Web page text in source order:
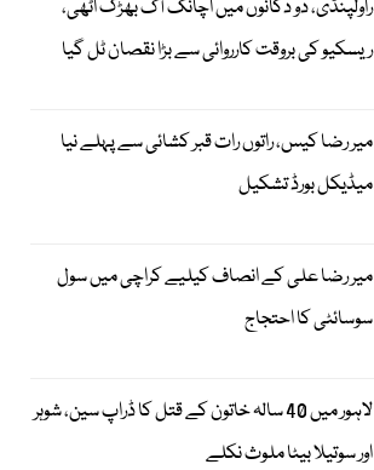
راولپنڈی، دو دکانوں میں اچانک آگ بھڑک اٹھی،
ریسکیو کی بروقت کارروائی سے بڑا نقصان ٹل گیا
میر رضا کیس، راتوں رات قبر کشائی سے پہلے نیا
میڈیکل بورڈ تشکیل
میر رضا علی کے انصاف کیلیے کراچی میں سول
سوسائٹی کا احتجاج
لاہور میں 40 سالہ خاتون کے قتل کا ڈراپ سین، شوہر
اور سوتیلا بیٹا ملوث نکلے